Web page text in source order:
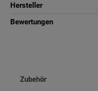
Hersteller
Bewertungen
Produktgalerie überspringen
Zubehör